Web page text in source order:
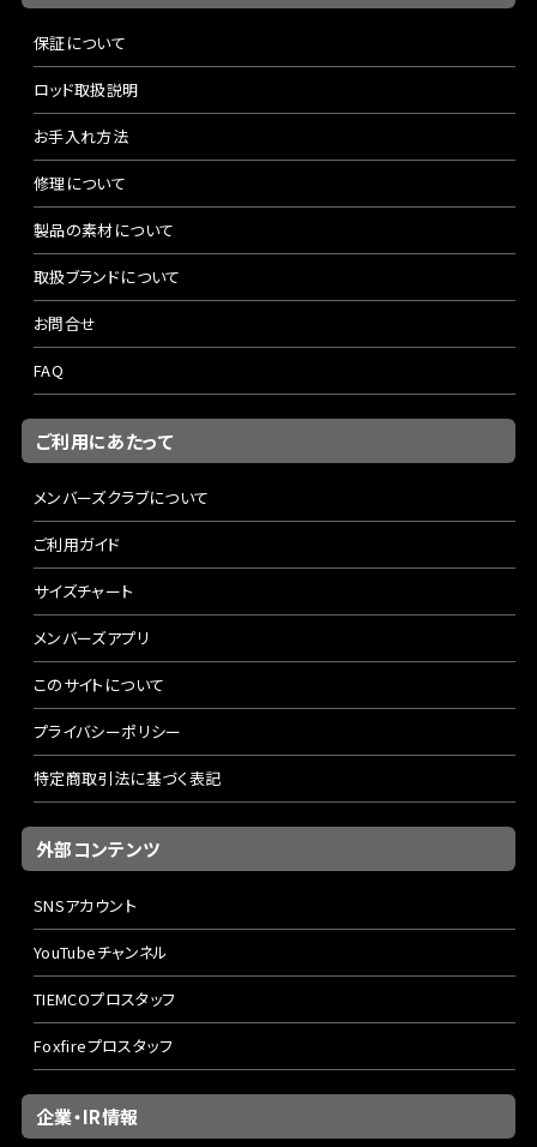
保証について
ロッド取扱説明
お手入れ方法
修理について
製品の素材について
取扱ブランドについて
お問合せ
FAQ
ご利用にあたって
メンバーズクラブについて
ご利用ガイド
サイズチャート
メンバーズアプリ
このサイトについて
プライバシーポリシー
特定商取引法に基づく表記
外部コンテンツ
SNSアカウント
YouTubeチャンネル
TIEMCOプロスタッフ
Foxfireプロスタッフ
企業・IR情報